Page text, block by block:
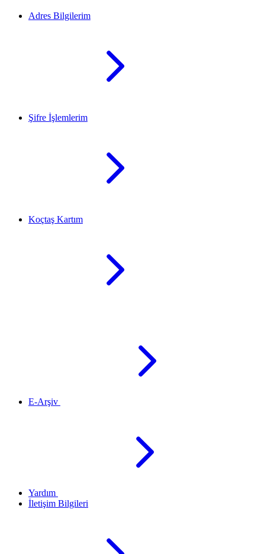
Adres Bilgilerim
Şifre İşlemlerim
Koçtaş Kartım
E-Arşiv
Yardım
İletişim Bilgileri